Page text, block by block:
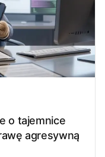
o tajemnice
agresywną